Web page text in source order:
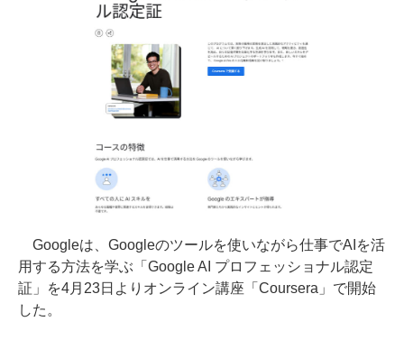
Googleは、Googleのツールを使いながら仕事でAIを活
用する方法を学ぶ「Google AI プロフェッショナル認定
証」を4月23日よりオンライン講座「Coursera」で開始
した。